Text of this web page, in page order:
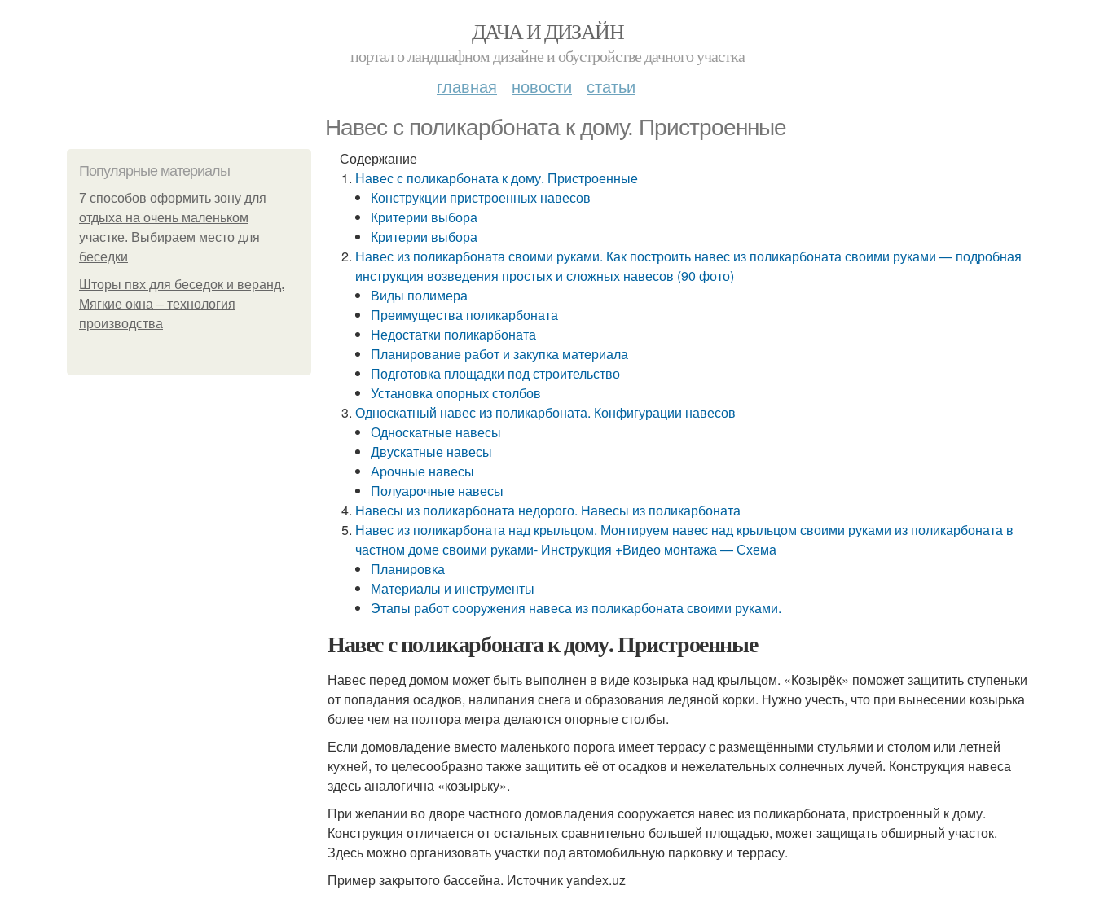
ДАЧА И ДИЗАЙН
портал о ландшафном дизайне и обустройстве дачного участка
главная новости статьи
Навес с поликарбоната к дому. Пристроенные
Популярные материалы
7 способов оформить зону для
отдыха на очень маленьком
участке. Выбираем место для
беседки
Шторы пвх для беседок и веранд.
Мягкие окна – технология
производства
Содержание
Навес с поликарбоната к дому. Пристроенные
Конструкции пристроенных навесов
Критерии выбора
Критерии выбора
Навес из поликарбоната своими руками. Как построить навес из поликарбоната своими руками — подробная
инструкция возведения простых и сложных навесов (90 фото)
Виды полимера
Преимущества поликарбоната
Недостатки поликарбоната
Планирование работ и закупка материала
Подготовка площадки под строительство
Установка опорных столбов
Односкатный навес из поликарбоната. Конфигурации навесов
Односкатные навесы
Двускатные навесы
Арочные навесы
Полуарочные навесы
Навесы из поликарбоната недорого. Навесы из поликарбоната
Навес из поликарбоната над крыльцом. Монтируем навес над крыльцом своими руками из поликарбоната в
частном доме своими руками- Инструкция +Видео монтажа — Схема
Планировка
Материалы и инструменты
Этапы работ сооружения навеса из поликарбоната своими руками.
Навес с поликарбоната к дому. Пристроенные
Навес перед домом может быть выполнен в виде козырька над крыльцом. «Козырёк» поможет защитить ступеньки
от попадания осадков, налипания снега и образования ледяной корки. Нужно учесть, что при вынесении козырька
более чем на полтора метра делаются опорные столбы.
Если домовладение вместо маленького порога имеет террасу с размещёнными стульями и столом или летней
кухней, то целесообразно также защитить её от осадков и нежелательных солнечных лучей. Конструкция навеса
здесь аналогична «козырьку».
При желании во дворе частного домовладения сооружается навес из поликарбоната, пристроенный к дому.
Конструкция отличается от остальных сравнительно большей площадью, может защищать обширный участок.
Здесь можно организовать участки под автомобильную парковку и террасу.
Пример закрытого бассейна. Источник yandex.uz